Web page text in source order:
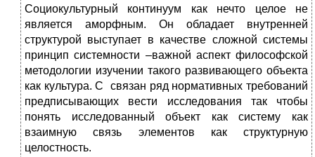
Социокультурный континуум как нечто целое не
является аморфным. Он обладает внутренней
структурой выступает в качестве сложной системы
принцип системности –важной аспект философской
методологии изучении такого развивающего объекта
как культура. С связан ряд нормативных требований
предписывающих вести исследования так чтобы
понять исследованный объект как систему как
взаимную связь элементов как структурную
целостность.